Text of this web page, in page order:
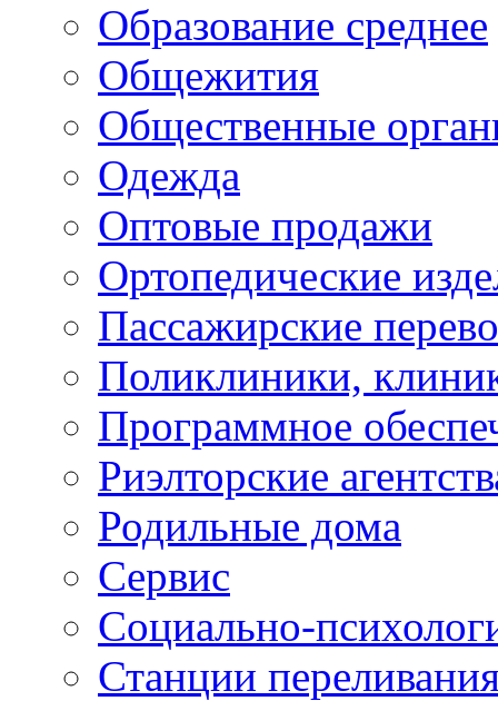
Образование среднее
Общежития
Общественные
Одежда
Оптовые продажи
Ортопедические
Пассажирские
Поликлиники,
Программное
Риэлторские
Родильные дома
Сервис
Социально-
Станции